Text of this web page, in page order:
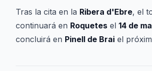
Tras la cita en la Ribera d'Ebre, el
continuará en Roquetes el 14 de
concluirá en Pinell de Brai el